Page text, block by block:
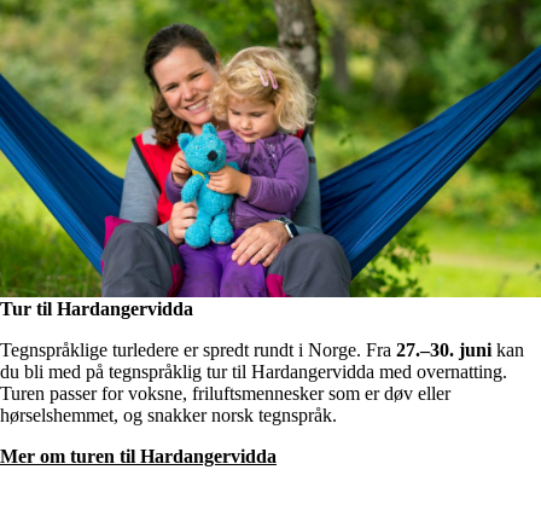
Tur til Hardangervidda
Tegnspråklige turledere er spredt rundt i Norge. Fra 27.–30. juni kan
du bli med på tegnspråklig tur til Hardangervidda med overnatting.
Turen passer for voksne, friluftsmennesker som er døv eller
hørselshemmet, og snakker norsk tegnspråk.
Mer om turen til Hardangervidda